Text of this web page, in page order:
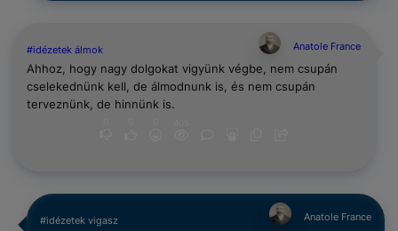
#idézetek álmok Anatole France
Ahhoz, hogy nagy dolgokat vigyünk végbe, nem csupán
cselekednünk kell, de álmodnunk is, és nem csupán
terveznünk, de hinnünk is.
#idézetek vigasz Anatole France